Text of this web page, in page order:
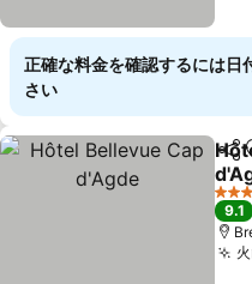
正確な料金を確認するには日
さい
シェ
3 ホ
9.1